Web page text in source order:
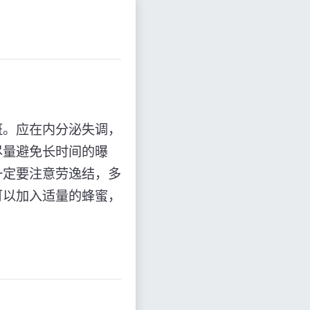
应在内分泌失调，
避免长时间的曝
要注意劳逸结，多
加入适量的蜂蜜，